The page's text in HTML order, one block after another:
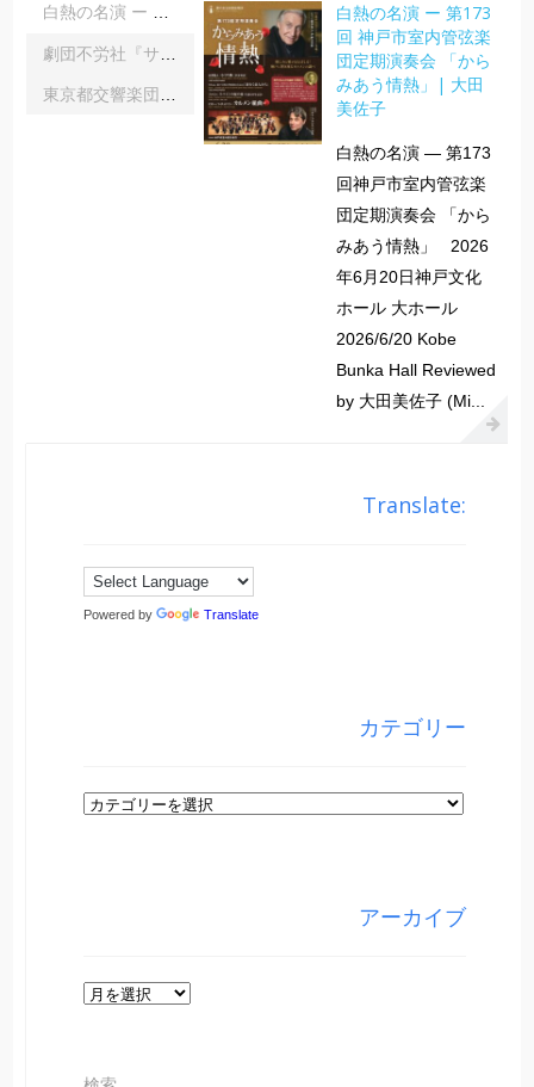
白熱の名演 ー 第173回 神戸市室内管弦楽団定期演奏会 「からみあう情熱」| 大田美佐子
白熱の名演 ー 第173
回 神戸市室内管弦楽
団定期演奏会 「から
みあう情熱」| 大田
美佐子
白熱の名演 ― 第173
回神戸市室内管弦楽
団定期演奏会 「から
みあう情熱」 2026
年6月20日神戸文化
ホール 大ホール
2026/6/20 Kobe
Bunka Hall Reviewed
by 大田美佐子 (Mi...
Translate:
Powered by Translate
カテゴリー
カ
アーカイブ
ア